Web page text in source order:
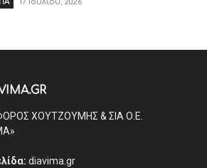
17 Ιουλίου, 2026
ΧΟΥΤΖΟΥΜΗΣ & ΣΙΑ Ο.Ε.
diavima.gr